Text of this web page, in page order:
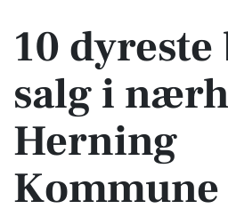
10
salg i
Herning
Kommune